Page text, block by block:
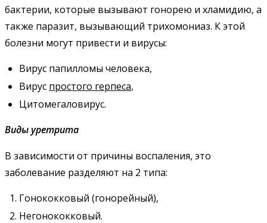
бактерии, которые вызывают гонорею и хламидию, а
также паразит, вызывающий трихомониаз. К этой
болезни могут привести и вирусы:
Вирус папилломы человека,
Вирус простого герпеса,
Цитомегаловирус.
Виды уретрита
В зависимости от причины воспаления, это
заболевание разделяют на 2 типа:
Гонококковый (гонорейный),
Негонококковый.